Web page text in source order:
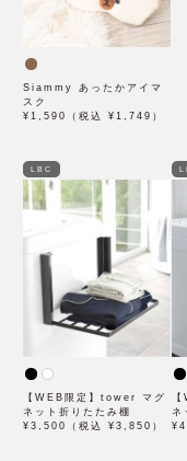
Siammy あったかアイマ
スク
¥1,590（税込 ¥1,749）
LBC
【WEB限定】tower マグ
ネット折りたたみ棚
¥3,500（税込 ¥3,850）
ネ